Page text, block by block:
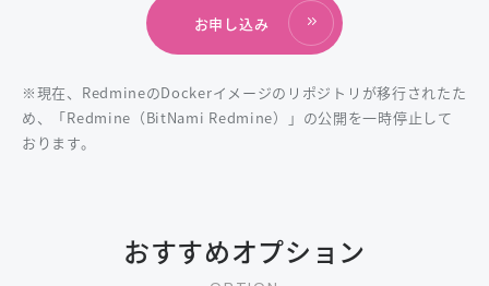
お申し込み
※現在、RedmineのDockerイメージのリポジトリが移行されたた
め、「Redmine（BitNami Redmine）」の公開を一時停止して
おります。
おすすめオプション